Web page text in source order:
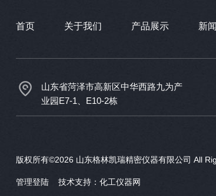
首页 关于我们 产品展示 新
山东省菏泽市高新区中华西路九为产
业园E7-1、E10-2栋
版权所有©2026 山东格林凯瑞精密仪器有限公司 All
管理登陆技术支持： 化工仪器网